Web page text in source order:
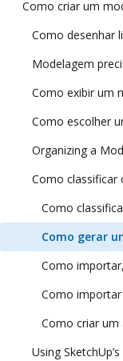
Como criar um
Como desenhar
Modelagem
Como exibir um
Como escolher
Organizing a
Como classificar
Como
Como gerar
Como
Como
Como criar um
Using